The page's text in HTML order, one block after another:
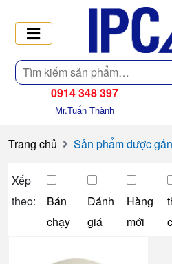
Tìm
kiếm
0914 348 397
Mr.Tuấn Thành
Trang chủ Sản phẩm được
Xếp
theo:
Bán
chạy
Đánh
giá
Hàng
mới